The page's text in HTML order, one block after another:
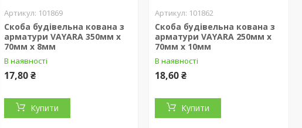
101869
Скоба будівельна кована з
арматури VAYARA 350мм х
70мм х 8мм
В наявності
17,80 ₴
Купити
101862
Скоба будівельна кована з
арматури VAYARA 250мм х
70мм х 10мм
В наявності
18,60 ₴
Купити